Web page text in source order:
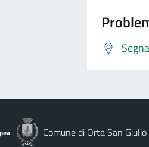
Comune di Orta San Giulio